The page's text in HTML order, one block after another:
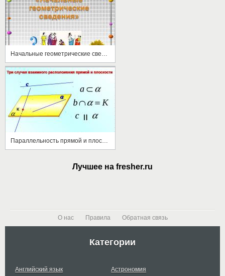
Лучшее на fresher.ru
О нас Правила Обратная связь
Категории
Английский язык
Астрономия